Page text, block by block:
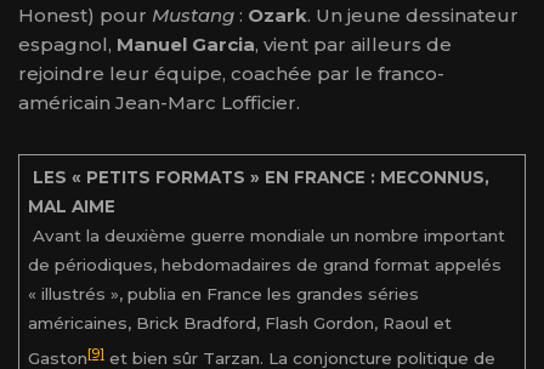
Honest) pour Mustang : Ozark. Un jeune dessinateur
espagnol, Manuel Garcia, vient par ailleurs de
rejoindre leur équipe, coachée par le franco-
américain Jean-Marc Lofficier.
LES « PETITS FORMATS » EN FRANCE : MECONNUS,
MAL AIME
Avant la deuxième guerre mondiale un nombre important
de périodiques, hebdomadaires de grand format appelés
« illustrés », publia en France les grandes séries
américaines, Brick Bradford, Flash Gordon, Raoul et
Gaston[9]et bien sûr Tarzan. La conjoncture politique de